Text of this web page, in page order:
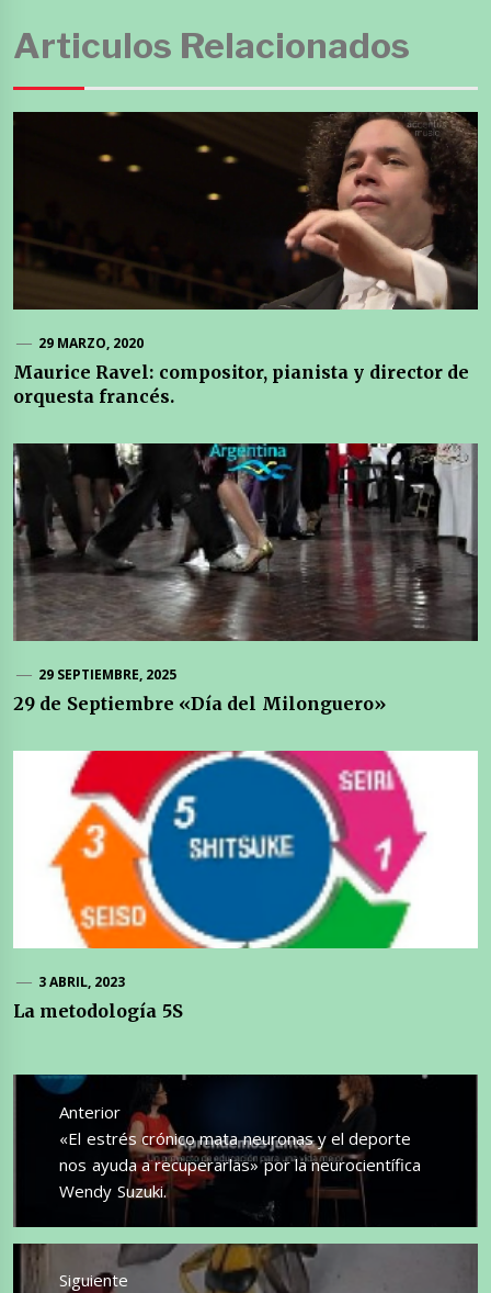
Articulos Relacionados
29 MARZO, 2020
Maurice Ravel: compositor, pianista y director de
orquesta francés.
29 SEPTIEMBRE, 2025
29 de Septiembre «Día del Milonguero»
3 ABRIL, 2023
La metodología 5S
Navegación
entradas
Anterior
Entrada
anterior:
«El estrés crónico mata neuronas y el deporte
nos ayuda a recuperarlas» por la neurocientífica
Wendy Suzuki.
Siguiente